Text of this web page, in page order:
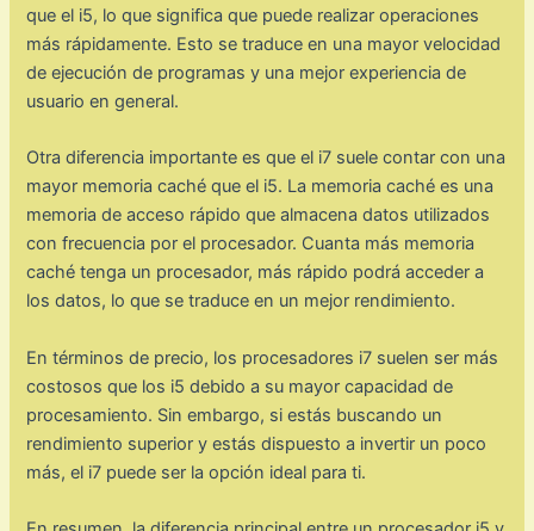
que el i5, lo que significa que puede realizar operaciones
más rápidamente. Esto se traduce en una mayor velocidad
de ejecución de programas y una mejor experiencia de
usuario en general.
Otra diferencia importante es que el i7 suele contar con una
mayor memoria caché que el i5. La memoria caché es una
memoria de acceso rápido que almacena datos utilizados
con frecuencia por el procesador. Cuanta más memoria
caché tenga un procesador, más rápido podrá acceder a
los datos, lo que se traduce en un mejor rendimiento.
En términos de precio, los procesadores i7 suelen ser más
costosos que los i5 debido a su mayor capacidad de
procesamiento. Sin embargo, si estás buscando un
rendimiento superior y estás dispuesto a invertir un poco
más, el i7 puede ser la opción ideal para ti.